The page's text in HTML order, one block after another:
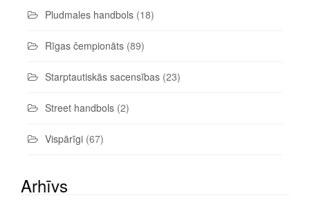
Pludmales handbols (18)
Rīgas čempionāts (89)
Starptautiskās sacensības (23)
Street handbols (2)
Vispārīgi (67)
Arhīvs